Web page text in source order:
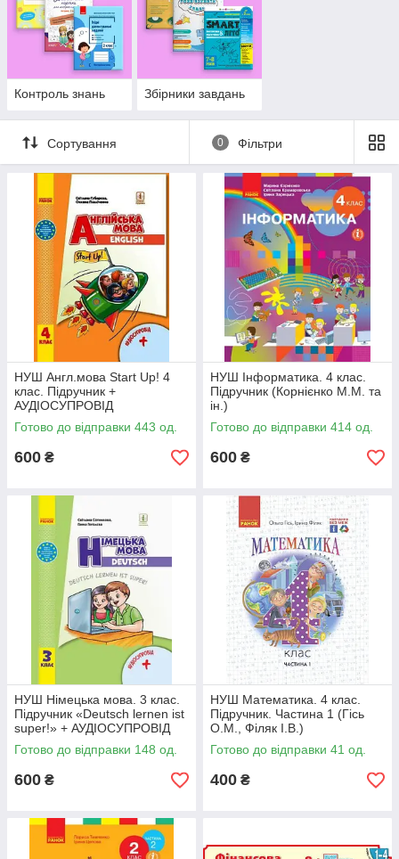
Контроль знань Збірники завдань
Сортування 0 Фільтри
НУШ Англ.мова Start Up! 4
клас. Підручник +
АУДІОСУПРОВІД
Готово до відправки 443 од.
600 ₴
НУШ Інформатика. 4 клас.
Підручник (Корнієнко М.М. та
ін.)
Готово до відправки 414 од.
600 ₴
НУШ Німецька мова. 3 клас.
Підручник «Deutsch lernen ist
super!» + АУДІОСУПРОВІД
Готово до відправки 148 од.
600 ₴
НУШ Математика. 4 клас.
Підручник. Частина 1 (Гісь
О.М., Філяк І.В.)
Готово до відправки 41 од.
400 ₴